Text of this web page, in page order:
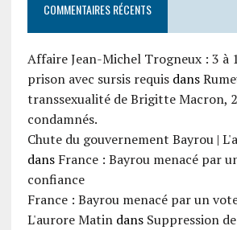
COMMENTAIRES RÉCENTS
Affaire Jean-Michel Trogneux : 3 à
prison avec sursis requisdans
transsexualité de Brigitte Macron,
condamnés.
Chute du gouvernement Bayrou |
dans France : Bayrou menacé par
confiance
France : Bayrou menacé par un
L'aurore Matindans Suppression